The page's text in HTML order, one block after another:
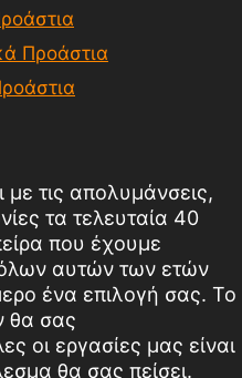
Προάστια
με τις απολυμάνσεις,
τα τελευταία 40
που έχουμε
όλων αυτών των ετών
ένα επιλογή σας. Το
θα σας
οι εργασίες μας είναι
θα σας πείσει.